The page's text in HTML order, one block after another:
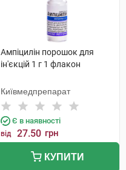
Ампіцилін порошок для
ін'єкцій 1 г 1 флакон
Київмедпрепарат
Є в наявності
від 27.50 грн
КУПИТИ